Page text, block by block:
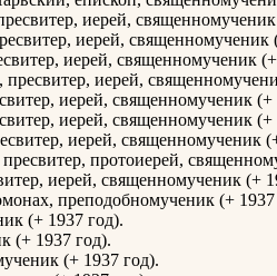
иерей,
иерей, священномученик
иерей, священномученик
, пресвитер, иерей,
иерей, священномученик (+
иерей, священномученик (+
иерей, священномученик
пресвитер, протоиерей,
иерей, священномученик (+
преподобномученик (+ 1937
(+ 1937 год).
(+ 1937 год).
(+ 1937 год).